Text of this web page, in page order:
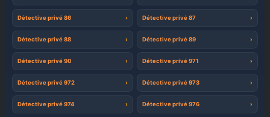
Détective privé 86 Détective privé 87
Détective privé 88 Détective privé 89
Détective privé 90 Détective privé 971
Détective privé 972 Détective privé 973
Détective privé 974 Détective privé 976